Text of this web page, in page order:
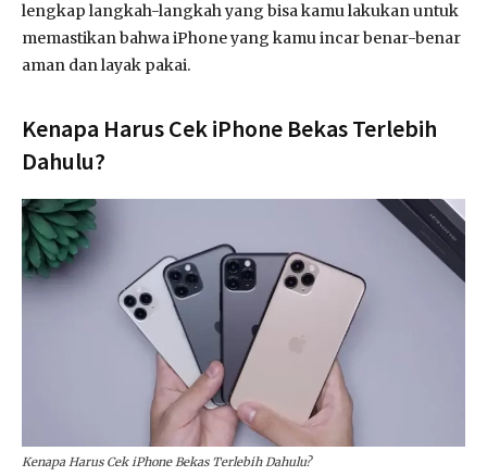
lengkap langkah-langkah yang bisa kamu lakukan untuk
memastikan bahwa iPhone yang kamu incar benar-benar
aman dan layak pakai.
Kenapa Harus Cek iPhone Bekas Terlebih
Dahulu?
Kenapa Harus Cek iPhone Bekas Terlebih Dahulu?